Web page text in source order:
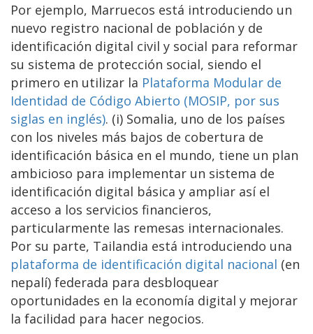
Por ejemplo, Marruecos está introduciendo un
nuevo registro nacional de población y de
identificación digital civil y social para reformar
su sistema de protección social, siendo el
primero en utilizar la Plataforma Modular de
Identidad de Código Abierto (MOSIP, por sus
siglas en inglés). (i) Somalia, uno de los países
con los niveles más bajos de cobertura de
identificación básica en el mundo, tiene un plan
ambicioso para implementar un sistema de
identificación digital básica y ampliar así el
acceso a los servicios financieros,
particularmente las remesas internacionales.
Por su parte, Tailandia está introduciendo una
plataforma de identificación digital nacional (en
nepalí) federada para desbloquear
oportunidades en la economía digital y mejorar
la facilidad para hacer negocios.